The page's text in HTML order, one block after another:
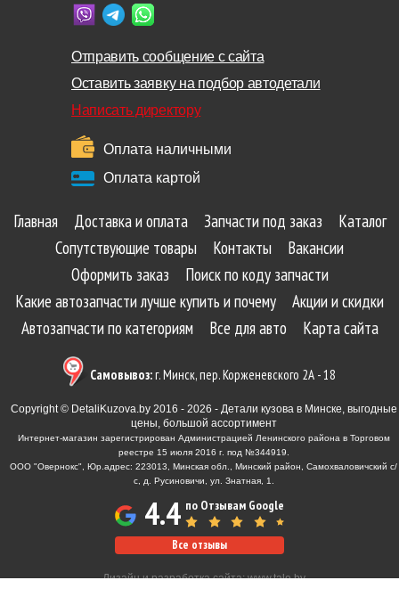
Отправить сообщение с сайта
Оставить заявку на подбор автодетали
Написать директору
Оплата наличными
Оплата картой
Главная Доставка и оплата Запчасти под заказ
Каталог
Сопутствующие товары
Контакты
Вакансии
Оформить заказ
Поиск по коду запчасти
Какие автозапчасти лучше купить и почему
Акции и скидки
Автозапчасти по категориям
Все для авто Карта сайта
Самовывоз:г. Минск, пер. Корженевского 2А - 18
Copyright © DetaliKuzova.by 2016 - 2026 - Детали кузова в Минске, выгодные
цены, большой ассортимент
Интернет-магазин зарегистрирован Администрацией Ленинского района в Торговом
реестре 15 июля 2016 г. под №344919.
ООО "Овернокс", Юр.адрес: 223013, Минская обл., Минский район, Самохваловичский с/
с, д. Русиновичи, ул. Знатная, 1.
4.4 по Отзывам Google
Все отзывы
Дизайн и разработка сайта:www.tale.by